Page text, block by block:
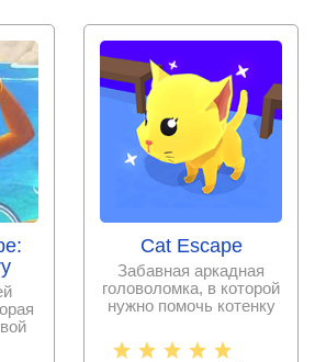
Cat Escape
Забавная аркадная
головоломка, в которой
нужно помочь котенку